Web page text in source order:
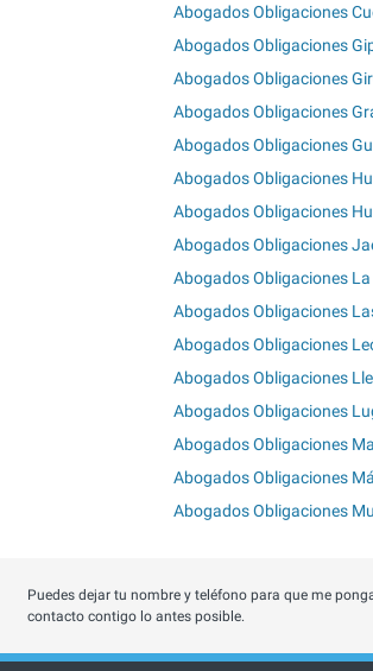
Abogados Obligaciones
Abogados Obligaciones
Abogados Obligaciones
Abogados Obligaciones
Abogados Obligaciones
Abogados Obligaciones
Abogados Obligaciones
Abogados Obligaciones
Abogados Obligaciones La
Abogados Obligaciones
Abogados Obligaciones
Abogados Obligaciones
Abogados Obligaciones
Abogados Obligaciones
Abogados Obligaciones
Abogados Obligaciones
Puedes dejar tu nombre y teléfono para que me
contacto contigo lo antes posible.